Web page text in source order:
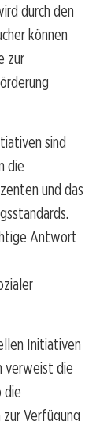
durch den
können
zur
sind
die
und das
Antwort
Initiativen
verweist die
die
Verfügung